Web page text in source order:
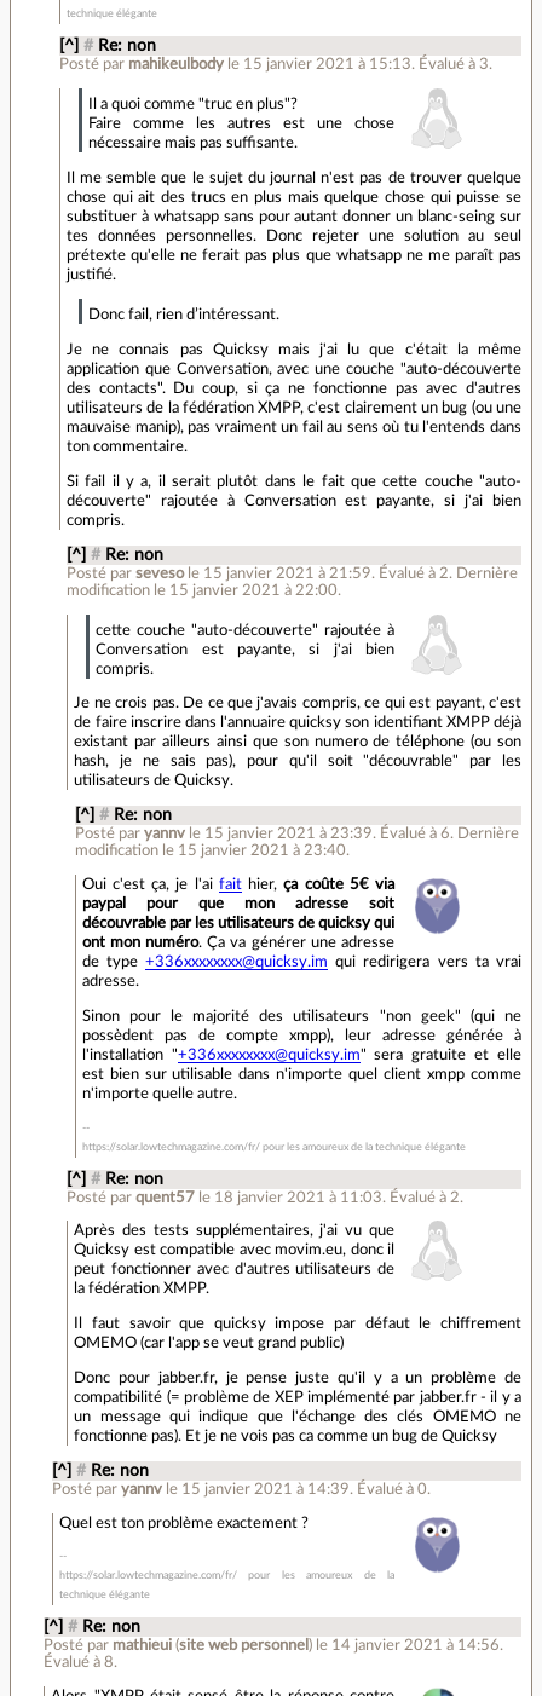
technique élégante
[^] # Re: non
Posté par mahikeulbody le 15 janvier 2021 à 15:13. Évalué à 3.
Il a quoi comme "truc en plus"?
Faire comme les autres est une chose
nécessaire mais pas suffisante.
Il me semble que le sujet du journal n'est pas de trouver quelque
chose qui ait des trucs en plus mais quelque chose qui puisse se
substituer à whatsapp sans pour autant donner un blanc-seing sur
tes données personnelles. Donc rejeter une solution au seul
prétexte qu'elle ne ferait pas plus que whatsapp ne me paraît pas
justifié.
Donc fail, rien d’intéressant.
Je ne connais pas Quicksy mais j'ai lu que c'était la même
application que Conversation, avec une couche "auto-découverte
des contacts". Du coup, si ça ne fonctionne pas avec d'autres
utilisateurs de la fédération XMPP, c'est clairement un bug (ou une
mauvaise manip), pas vraiment un fail au sens où tu l'entends dans
ton commentaire.
Si fail il y a, il serait plutôt dans le fait que cette couche "auto-
découverte" rajoutée à Conversation est payante, si j'ai bien
compris.
[^] # Re: non
Posté parseveso le 15 janvier 2021 à 21:59. Évalué à 2. Dernière
modification le 15 janvier 2021 à 22:00.
cette couche "auto-découverte" rajoutée à
Conversation est payante, si j'ai bien
compris.
Je ne crois pas. De ce que j'avais compris, ce qui est payant, c'est
de faire inscrire dans l'annuaire quicksy son identifiant XMPP déjà
existant par ailleurs ainsi que son numero de téléphone (ou son
hash, je ne sais pas), pour qu'il soit "découvrable" par les
utilisateurs de Quicksy.
[^] # Re: non
Posté par yannv le 15 janvier 2021 à 23:39. Évalué à 6. Dernière
modification le 15 janvier 2021 à 23:40.
Oui c'est ça, je l'ai faithier,ça coûte 5€ via
paypal pour que mon adresse soit
découvrable par les utilisateurs de quicksy qui
ont mon numéro. Ça va générer une adresse
de type+336xxxxxxxx@quicksy.im qui redirigera vers ta vrai
adresse.
Sinon pour le majorité des utilisateurs "non geek" (qui ne
possèdent pas de compte xmpp), leur adresse générée à
l'installation "+336xxxxxxxx@quicksy.im" sera gratuite et elle
est bien sur utilisable dans n'importe quel client xmpp comme
n'importe quelle autre.
https://solar.lowtechmagazine.com/fr/ pour les amoureux de la technique élégante
[^] # Re: non
Posté parquent57 le 18 janvier 2021 à 11:03. Évalué à 2.
Après des tests supplémentaires, j'ai vu que
Quicksy est compatible avec movim.eu, donc il
peut fonctionner avec d'autres utilisateurs de
la fédération XMPP.
Il faut savoir que quicksy impose par défaut le chiffrement
OMEMO (car l'app se veut grand public)
Donc pour jabber.fr, je pense juste qu'il y a un problème de
compatibilité (= problème de XEP implémenté par jabber.fr - il y a
un message qui indique que l'échange des clés OMEMO ne
fonctionne pas). Et je ne vois pas ca comme un bug de Quicksy
[^] # Re: non
Posté par yannv le 15 janvier 2021 à 14:39. Évalué à 0.
Quel est ton problème exactement ?
https://solar.lowtechmagazine.com/fr/ pour les amoureux de la
technique élégante
[^] # Re: non
Posté par mathieui (site web personnel ) le 14 janvier 2021 à 14:56.
Évalué à8.